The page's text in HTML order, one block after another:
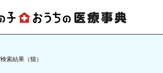
検索結果（猫）